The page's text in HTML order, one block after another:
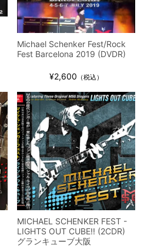
Michael Schenker Fest/Rock
Fest Barcelona 2019 (DVDR)
¥2,600 （税込）
MICHAEL SCHENKER FEST -
LIGHTS OUT CUBE!! (2CDR)
グランキューブ大阪